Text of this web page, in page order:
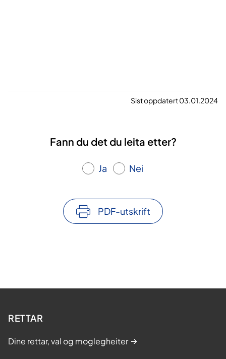
Sist oppdatert 03.01.2024
Fann du det du leita etter?
Ja Nei
PDF-utskrift
RETTAR
Dine rettar, val og moglegheiter